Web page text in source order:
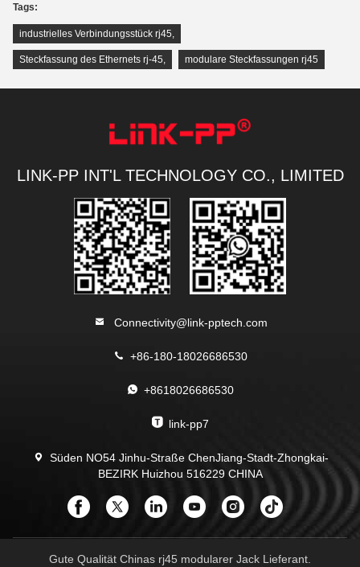
Tags:
industrielles Verbindungsstück rj45,
Steckfassung des Ethernets rj-45, modulare Steckfassungen rj45
LINK-PP INT'L TECHNOLOGY CO., LIMITED
Connectivity@link-pptech.com
+86-180-18026686530
+8618026686530
link-pp7
Süden NO54 Jinhu-Straße ChenJiang-Stadt-Zhongkai-
BEZIRK Huizhou 516229 CHINA
Gute Qualität Chinas rj45 modularer Jack Lieferant.